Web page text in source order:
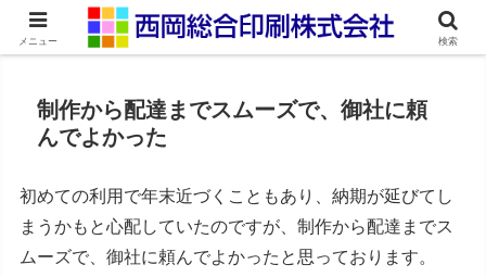
ネット印刷通販・オンデマンド印刷
制作から配達までスムーズで、御社に頼
んでよかった
初めての利用で年末近づくこともあり、納期が延びてし
まうかもと心配していたのですが、制作から配達までス
ムーズで、御社に頼んでよかったと思っております。
メニュー 検索